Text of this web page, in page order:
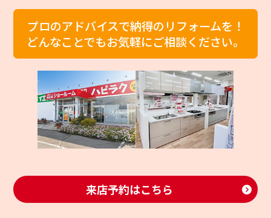
プロのアドバイスで納得のリフォームを！
どんなことでもお気軽にご相談ください。
来店予約はこちら